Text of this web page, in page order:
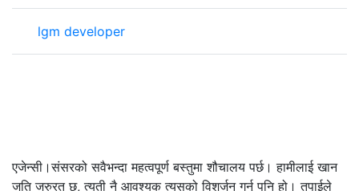
lgm developer
एजेन्सी।संसरको सवैभन्दा महत्वपूर्ण बस्तुमा शौचालय पर्छ। हामीलाई खान
जति जरुरत छ, त्यती नै आवश्यक त्यसको विशर्जन गर्नु पनि हो। तपाईले